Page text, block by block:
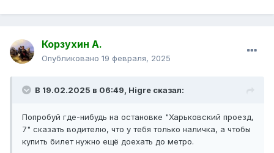
Корзухин А.
Опубликовано 19 февраля, 2025
В 19.02.2025 в 06:49, Higre сказал:
Попробуй где-нибудь на остановке "Харьковский проезд,
7" сказать водителю, что у тебя только наличка, а чтобы
купить билет нужно ещё доехать до метро.